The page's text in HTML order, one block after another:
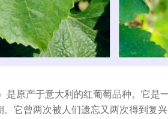
是原产于意大利的红葡萄品种。它是
。它曾两次被人们遗忘又两次得到复